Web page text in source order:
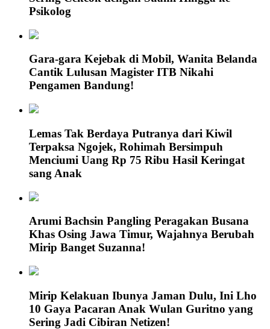
Psikolog
Gara-gara Kejebak di Mobil, Wanita Belanda
Cantik Lulusan Magister ITB Nikahi
Pengamen Bandung!
Lemas Tak Berdaya Putranya dari Kiwil
Terpaksa Ngojek, Rohimah Bersimpuh
Menciumi Uang Rp 75 Ribu Hasil Keringat
sang Anak
Arumi Bachsin Pangling Peragakan Busana
Khas Osing Jawa Timur, Wajahnya Berubah
Mirip Banget Suzanna!
Mirip Kelakuan Ibunya Jaman Dulu, Ini Lho
10 Gaya Pacaran Anak Wulan Guritno yang
Sering Jadi Cibiran Netizen!